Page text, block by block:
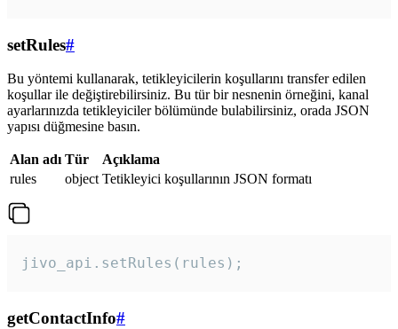
setRules#
Bu yöntemi kullanarak, tetikleyicilerin koşullarını transfer edilen
koşullar ile değiştirebilirsiniz. Bu tür bir nesnenin örneğini, kanal
ayarlarınızda tetikleyiciler bölümünde bulabilirsiniz, orada JSON
yapısı düğmesine basın.
Alan adı Tür
Açıklama
rules
object Tetikleyici koşullarının JSON formatı
jivo_api.setRules(rules);
getContactInfo#